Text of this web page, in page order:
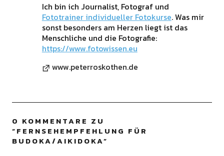
Ich bin ich Journalist, Fotograf und
Fototrainer individueller Fotokurse. Was mir
sonst besonders am Herzen liegt ist das
Menschliche und die Fotografie:
https://www.fotowissen.eu
www.peterroskothen.de
0 KOMMENTARE ZU
“FERNSEHEMPFEHLUNG FÜR
BUDOKA/AIKIDOKA”